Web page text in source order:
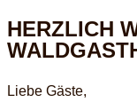
HERZLICH
Liebe Gäste,